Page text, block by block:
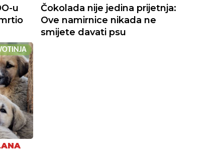
u
Čokolada nije jedina prijetnja:
Ove namirnice nikada ne
smijete davati psu